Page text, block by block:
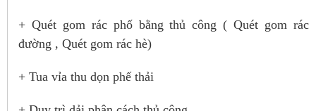
+ Quét gom rác phố bằng thủ công ( Quét gom rác
đường , Quét gom rác hè)
+ Tua vỉa thu dọn phế thải